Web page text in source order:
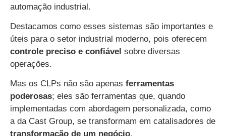
automação industrial.
Destacamos como esses sistemas são importantes e
úteis para o setor industrial moderno, pois oferecem
controle preciso e confiável sobre diversas
operações.
Mas os CLPs não são apenas ferramentas
poderosas; eles são ferramentas que, quando
implementadas com abordagem personalizada, como
a da Cast Group, se transformam em catalisadores de
transformação de um negócio.